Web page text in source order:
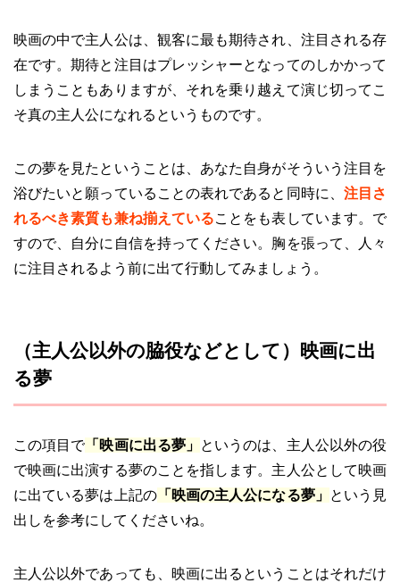
映画の中で主人公は、観客に最も期待され、注目される存
在です。期待と注目はプレッシャーとなってのしかかって
しまうこともありますが、それを乗り越えて演じ切ってこ
そ真の主人公になれるというものです。
この夢を見たということは、あなた自身がそういう注目を
浴びたいと願っていることの表れであると同時に、 注目さ
れるべき素質も兼ね揃えていることをも表しています。で
すので、自分に自信を持ってください。胸を張って、人々
に注目されるよう前に出て行動してみましょう。
（主人公以外の脇役などとして）映画に出
る夢
この項目で 「映画に出る夢」 というのは、主人公以外の役
で映画に出演する夢のことを指します。主人公として映画
に出ている夢は上記の「映画の主人公になる夢」 という見
出しを参考にしてくださいね。
主人公以外であっても、映画に出るということはそれだけ